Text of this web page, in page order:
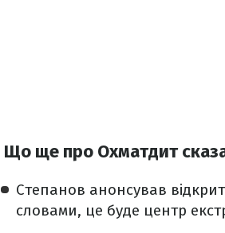
Що ще про Охматдит
Степанов анонсував
словами, це буде центр